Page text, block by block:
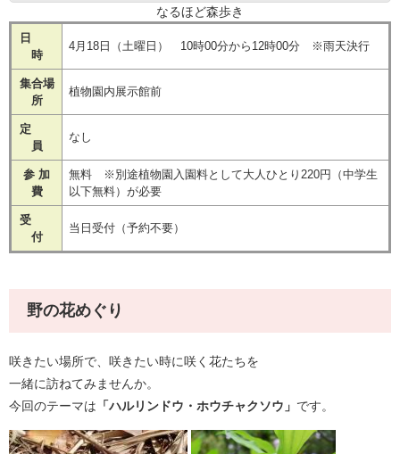
なるほど森歩き
日
時
4月18日（土曜日） 10時00分から12時00分 ※雨天決行
集合場
所
植物園内展示館前
定
員
なし
参 加
費
無料 ※別途植物園入園料として大人ひとり220円（中学生
以下無料）が必要
受
付
当日受付（予約不要）
野の花めぐり
咲きたい場所で、咲きたい時に咲く花たちを
一緒に訪ねてみませんか。
​今回のテーマは 「ハルリンドウ・ホウチャクソウ」 です。